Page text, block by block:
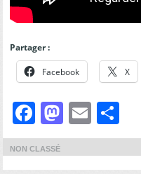
Partager :
Facebook X
FacebookMastodonEmail
NON CLASSÉ